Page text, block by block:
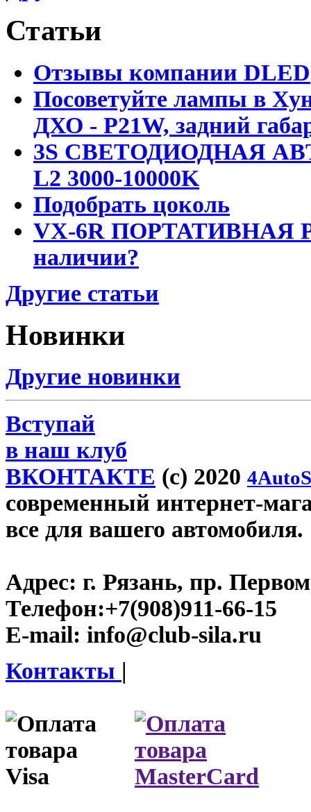
Статьи
Отзывы компании DLED
Посоветуйте лампы в
ДХО - P21W, задний
3S СВЕТОДИОДНАЯ
L2 3000-10000K
Подобрать цоколь
VX-6R ПОРТАТИВНАЯ
наличии?
Другие статьи
Новинки
Другие новинки
Вступай
в наш клуб
ВКОНТАКТЕ (c) 2020
современный интернет-
все для вашего автомобиля.
Адрес: г. Рязань, пр.
Телефон:+7(908)911-66-15
E-mail: info@club-sila.ru
Контакты |